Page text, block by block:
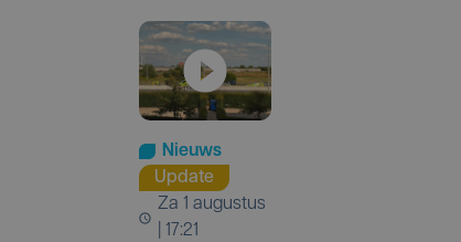
Nieuws
Update
za 1 augustus
| 17:21